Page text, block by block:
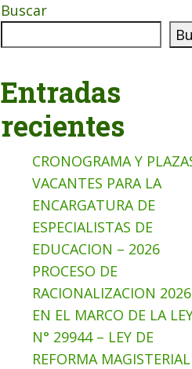
Buscar
Entradas
recientes
CRONOGRAMA Y
VACANTES PARA LA
ENCARGATURA DE
ESPECIALISTAS DE
EDUCACION – 2026
PROCESO DE
RACIONALIZACION 2026
EN EL MARCO DE LA
N° 29944 – LEY DE
REFORMA MAGISTERIAL